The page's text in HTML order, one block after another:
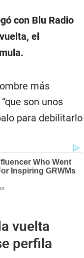
con Blu Radio
el
más
son unos
para debilitarlo
vuelta
perfila